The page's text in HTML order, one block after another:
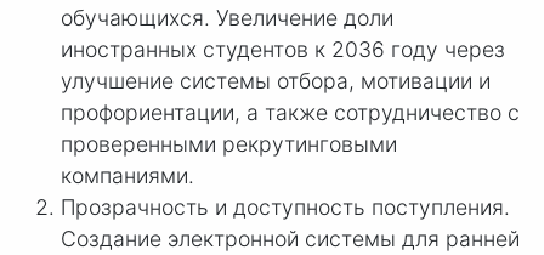
обучающихся. Увеличение доли
иностранных студентов к 2036 году через
улучшение системы отбора, мотивации и
профориентации, а также сотрудничество с
проверенными рекрутинговыми
компаниями.
Прозрачность и доступность поступления.
Создание электронной системы для ранней